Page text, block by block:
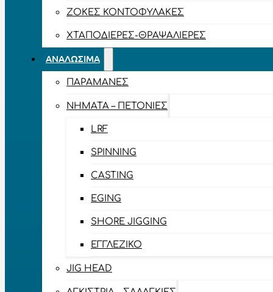
ΖΌΚΕΣ ΚΟΝΤΟΦΎΛΑΚΕΣ
ΧΤΑΠΟΔΙΈΡΕΣ-ΘΡΑΨΑΛΙΈΡΕΣ
ΑΝΑΛΏΣΙΜΑ
ΠΑΡΑΜΆΝΕΣ
ΝΉΜΑΤΑ – ΠΕΤΟΝΙΈΣ
LRF
SPINNING
CASTING
EGING
SHORE JIGGING
ΕΓΓΛΈΖΙΚΟ
JIG HEAD